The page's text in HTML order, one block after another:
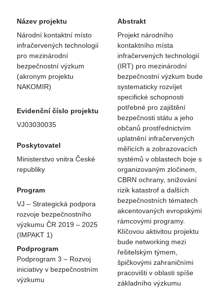
Název projektu
Národní kontaktní místo
infračervených technologií
pro mezinárodní
bezpečnostní výzkum
(akronym projektu
NAKOMIR)
Evidenční číslo projektu
VJ03030035
Poskytovatel
Ministerstvo vnitra České
republiky
Program
VJ – Strategická podpora
rozvoje bezpečnostního
výzkumu ČR 2019 – 2025
(IMPAKT 1)
Podprogram
Podprogram 3 – Rozvoj
iniciativy v bezpečnostním
výzkumu
Abstrakt
Projekt národního
kontaktního místa
infračervených technologií
(IRT) pro mezinárodní
bezpečnostní výzkum bude
systematicky rozvíjet
specifické schopnosti
potřebné pro zajištění
bezpečnosti státu a jeho
občanů prostřednictvím
uplatnění infračervených
měřicích a zobrazovacích
systémů v oblastech boje s
organizovaným zločinem,
CBRN ochrany, snižování
rizik katastrof a dalších
bezpečnostních tématech
akcentovaných evropskými
rámcovými programy.
Klíčovou aktivitou projektu
bude networking mezi
řešitelským týmem,
špičkovými zahraničními
pracovišti v oblasti spíše
základního výzkumu